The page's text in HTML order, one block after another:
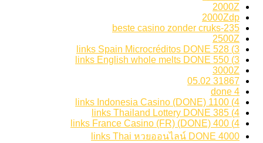
2000Z
2000Zdp
235-beste casino zonder cruks
2500Z
3) 528 links Spain Microcréditos DONE
3) 550 links English whole melts DONE
3000Z
31867 05.02
4 done
4) 1100 links Indonesia Casino (DONE)
4) 385 links Thailand Lottery DONE
4) 400 links France Casino (FR) (DONE)
4000 links Thai หวยออนไลน์ DONE